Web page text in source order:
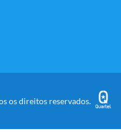
os direitos reservados.